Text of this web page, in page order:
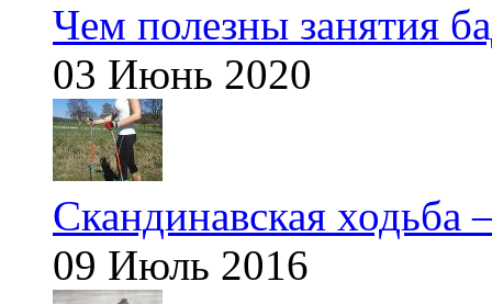
Чем полезны занятия
03 Июнь 2020
Скандинавская ходьба
09 Июль 2016